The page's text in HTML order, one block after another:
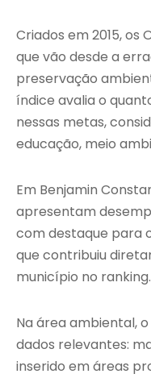
Criados em 2015, os
que vão desde a
preservação
índice avalia o
nessas metas,
educação, meio
Em Benjamin
apresentam
com destaque para
que contribuiu
município no ranking.
Na área ambiental,
dados relevantes:
inserido em áreas